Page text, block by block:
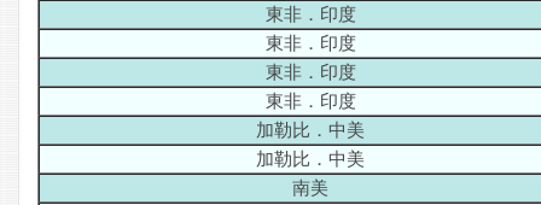
東非．印度
東非．印度
東非．印度
東非．印度
加勒比．中美
加勒比．中美
南美